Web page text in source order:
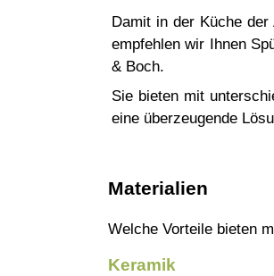
Damit in der Küche
empfehlen wir Ihnen
& Boch.
Sie bieten mit
eine überzeugende
Materialien
Welche Vorteile bieten
Keramik